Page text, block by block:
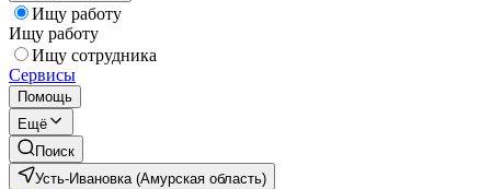
Ищу работу
Ищу работу
Ищу сотрудника
Сервисы
Помощь
Ещё
Поиск
Усть-Ивановка (Амурская область)